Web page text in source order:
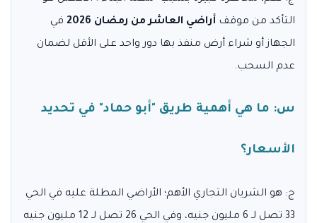
التأكد من موقف أراضي العاشر من رمضان 2026
في
الجهاز أو شراء أرض منفذ بها دور واحد على الأقل لضمان
عدم السحب.
س: ما هي أهمية طريق "أبو حماد" في تحديد
الأسعار؟
ج: هو الشريان التجاري الأهم؛ الأراضي المطلة عليه في الحي
33 تصل لـ 6 مليون جنيه، وفي الحي 26 تصل لـ 12 مليون جنيه